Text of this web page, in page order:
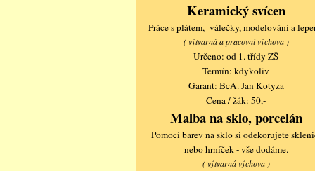
Keramický svícen
Práce s plátem, válečky, modelování a
( výtvarná a pracovní výchova )
Určeno: od 1. třídy ZŠ
Termín: kdykoliv
Garant: BcA. Jan Kotyza
Cena / žák: 50,-
Malba na sklo, porcelán
Pomocí barev na sklo si odekorujete
nebo hrníček - vše dodáme.
( výtvarná výchova )